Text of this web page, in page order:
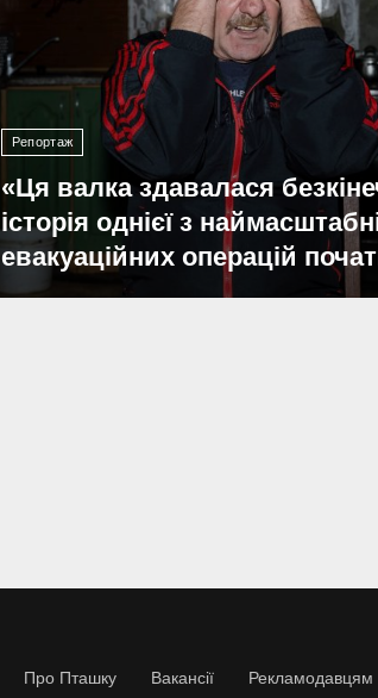
Репортаж
«Ця валка здавалася
історія однієї з
евакуаційних операцій
Про Пташку Вакансії Рекламодавцям